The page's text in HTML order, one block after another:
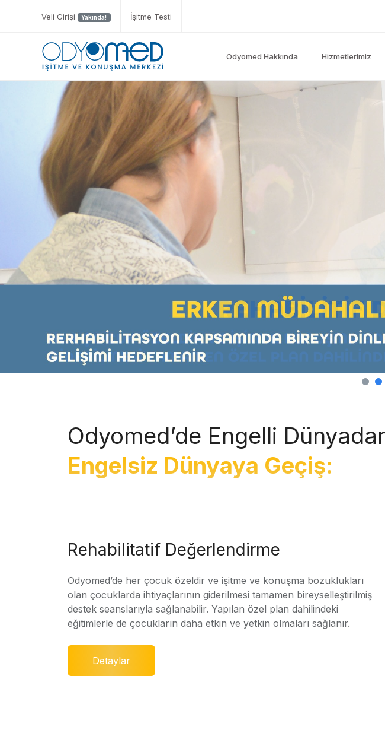
Veli Girişi Yakında! İşitme Testi
Odyomed Hakkında Hizmetlerimiz
Odyomed’de Engelli
Engelsiz Dünyaya Geçiş:
Rehabilitatif Değerlendirme
Odyomed’de her çocuk özeldir ve işitme ve konuşma bozuklukları
olan çocuklarda ihtiyaçlarının giderilmesi tamamen bireyselleştirilmiş
destek seanslarıyla sağlanabilir. Yapılan özel plan dahilindeki
eğitimlerle de çocukların daha etkin ve yetkin olmaları sağlanır.
Detaylar